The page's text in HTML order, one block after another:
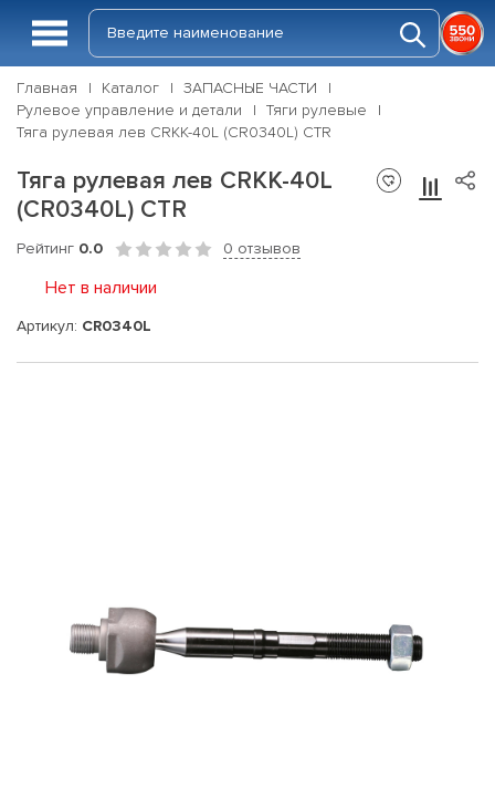
Главная Каталог
ЗАПАСНЫЕ ЧАСТИ
Рулевое управление и детали
Тяги рулевые
Тяга рулевая лев CRKK-40L (CR0340L) CTR
Тяга рулевая лев CRKK-40L
(CR0340L) CTR
Рейтинг 0.0 0 отзывов
Нет в наличии
Артикул: CR0340L